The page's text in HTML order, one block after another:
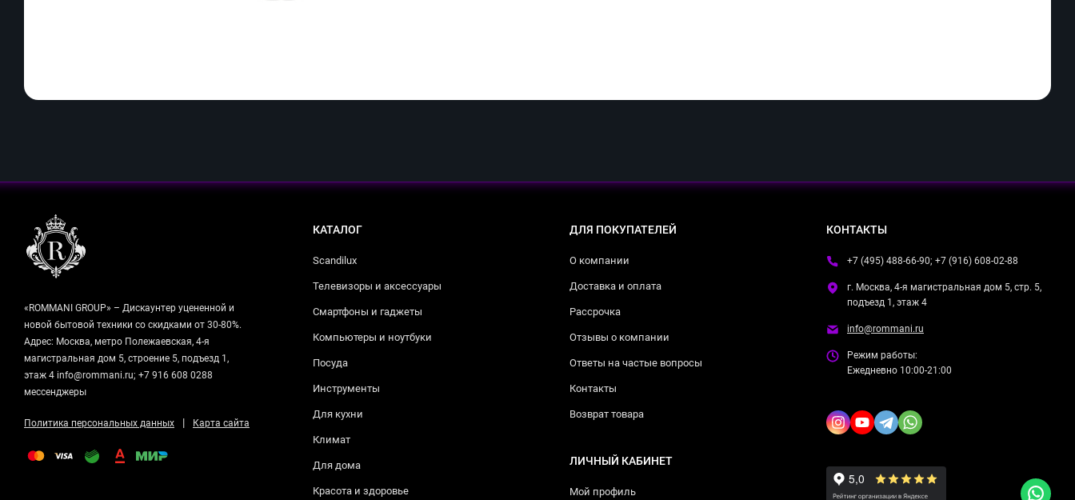
«ROMMANI GROUP» – Дискаунтер уцененной и
новой бытовой техники со скидками от 30-80%.
Адрес: Москва, метро Полежаевская, 4-я
магистральная дом 5, строение 5, подъезд 1,
этаж 4 info@rommani.ru; +7 916 608 0288
мессенджеры
Политика персональных данных | Карта сайта
КАТАЛОГ
Scandilux
Телевизоры и аксессуары
Смартфоны и гаджеты
Компьютеры и ноутбуки
Посуда
Инструменты
Для кухни
Климат
Для дома
Красота и здоровье
ДЛЯ ПОКУПАТЕЛЕЙ
О компании
Доставка и оплата
Рассрочка
Отзывы о компании
Ответы на частые вопросы
Контакты
Возврат товара
ЛИЧНЫЙ КАБИНЕТ
Мой профиль
КОНТАКТЫ
+7 (495) 488-66-90; +7 (916) 608-02-88
г. Москва, 4-я магистральная дом 5, стр. 5,
подъезд 1, этаж 4
info@rommani.ru
Режим работы:
Ежедневно 10:00-21:00